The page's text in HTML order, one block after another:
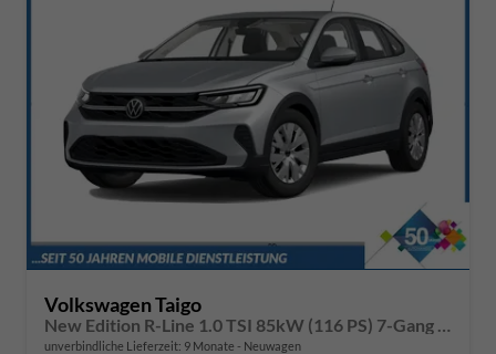
Volkswagen Taigo
unverbindliche Lieferzeit: 9 Monate Neuwagen